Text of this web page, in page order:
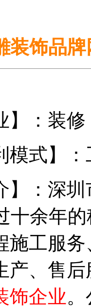
装饰品
：装修
式】：
：深圳
十余年
施工服
产、售
饰企业